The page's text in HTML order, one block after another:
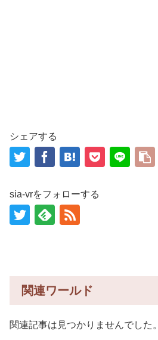
シェアする
sia-vrをフォローする
関連ワールド
関連記事は見つかりませんでした。